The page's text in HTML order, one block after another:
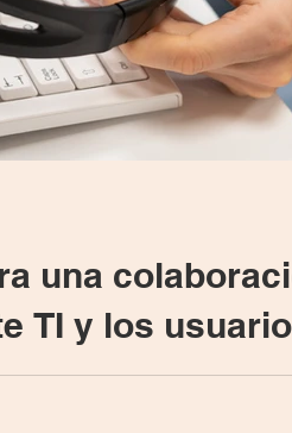
una
TI y los
entre soporte TI y los
tecnológicas, si no